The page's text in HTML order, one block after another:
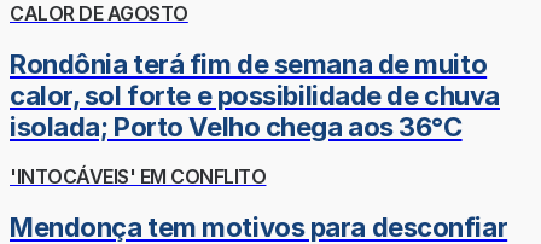
CALOR DE AGOSTO
Rondônia terá fim de semana de muito
calor, sol forte e possibilidade de chuva
isolada; Porto Velho chega aos 36°C
'INTOCÁVEIS' EM CONFLITO
Mendonça tem motivos para desconfiar